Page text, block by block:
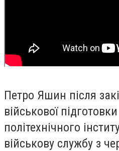
Петро Яшин після
військової
політехнічного
військову службу з